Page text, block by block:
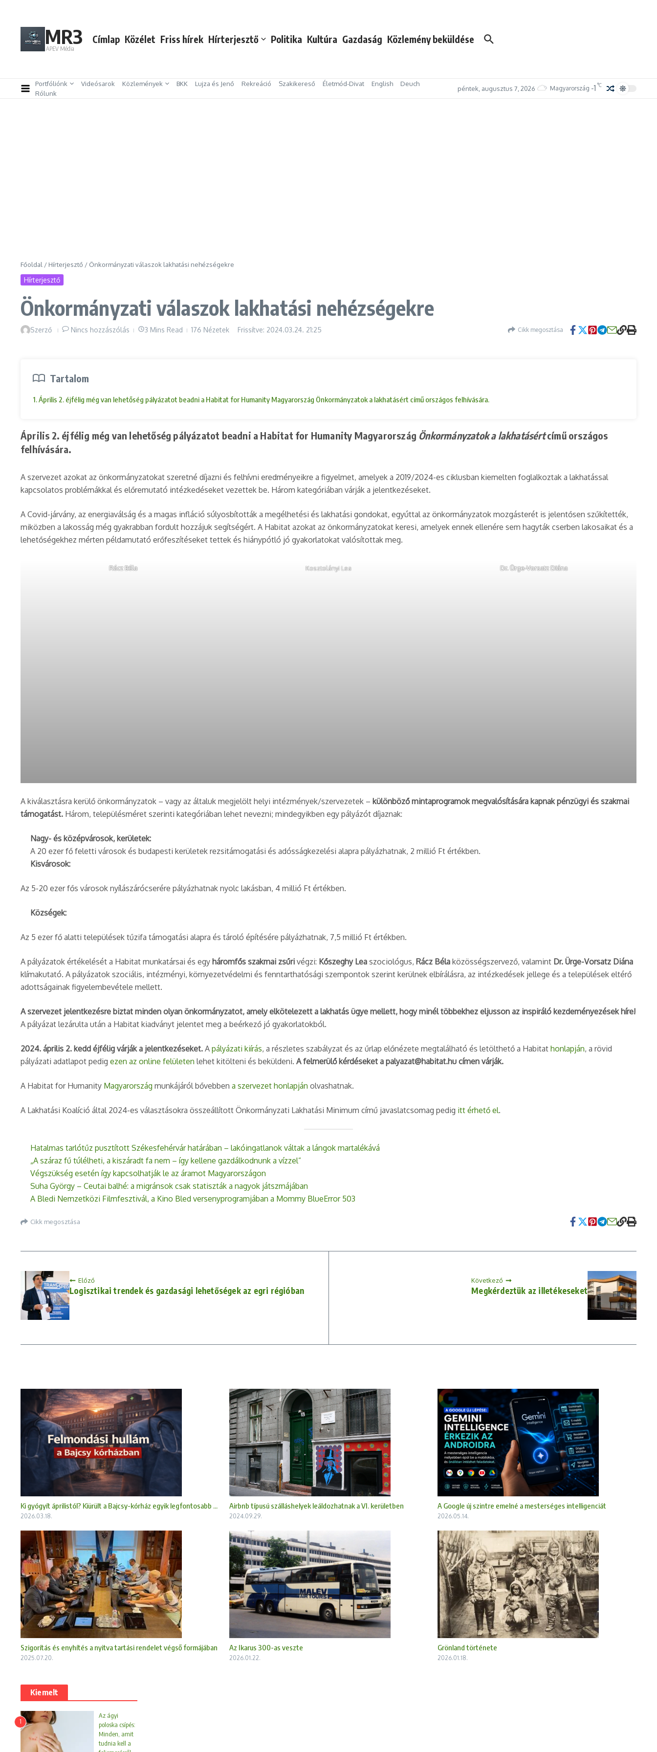
MR3
APEV Média
Címlap Közélet Friss hírek Hírterjesztő Politika Kultúra Gazdaság Közlemény beküldése
Portfóliónk Videósarok Közlemények BKK Lujza és Jenő Rekreáció Szakikereső Életmód-Divat English
Deuch
Rólunk
péntek, augusztus 7, 2026 Magyarország -1 °C
Főoldal / Hírterjesztő / Önkormányzati válaszok lakhatási nehézségekre
Hírterjesztő
Önkormányzati válaszok lakhatási nehézségekre
Szerző Nincs hozzászólás 3 Mins Read 176 Nézetek Frissítve: 2024.03.24. 21:25 Cikk megosztása
Tartalom
1. Április 2. éjfélig még van lehetőség pályázatot beadni a Habitat for Humanity Magyarország Önkormányzatok a lakhatásért című országos felhívására.
Április 2. éjfélig még van lehetőség pályázatot beadni a Habitat for Humanity Magyarország Önkormányzatok a lakhatásértcímű országos
felhívására.
A szervezet azokat az önkormányzatokat szeretné díjazni és felhívni eredményeikre a figyelmet, amelyek a 2019/2024-es ciklusban kiemelten foglalkoztak a lakhatással
kapcsolatos problémákkal és előremutató intézkedéseket vezettek be. Három kategóriában várják a jelentkezéseket.
A Covid-járvány, az energiaválság és a magas infláció súlyosbították a megélhetési és lakhatási gondokat, egyúttal az önkormányzatok mozgásterét is jelentősen szűkítették,
miközben a lakosság még gyakrabban fordult hozzájuk segítségért. A Habitat azokat az önkormányzatokat keresi, amelyek ennek ellenére sem hagyták cserben lakosaikat és a
lehetőségekhez mérten példamutató erőfeszítéseket tettek és hiánypótló jó gyakorlatokat valósítottak meg.
A kiválasztásra kerülő önkormányzatok – vagy az általuk megjelölt helyi intézmények/szervezetek – különböző mintaprogramok megvalósítására kapnak pénzügyi és szakmai
Nagy- és középvárosok, kerületek:
A 20 ezer fő feletti városok és budapesti kerületek rezsitámogatási és adósságkezelési alapra pályázhatnak, 2 millió Ft értékben.
A pályázatok értékelését a Habitat munkatársai és egyháromfős szakmai zsűrivégzi:Kőszeghy Leaszociológus,Rácz Bélaközösségszervező, valamint Dr. Ürge-Vorsatz Diána
klímakutató. A pályázatok szociális, intézményi, környezetvédelmi és fenntarthatósági szempontok szerint kerülnek elbírálásra, az intézkedések jellege és a települések eltérő
A szervezet jelentkezésre biztat minden olyan önkormányzatot, amely elkötelezett a lakhatás ügye mellett, hogy minél többekhez eljusson az inspiráló kezdeményezések híre!
2024. április 2. kedd éjfélig várják a jelentkezéseket.Apályázati kiírás, a részletes szabályzat és az űrlap előnézete megtalálható és letölthető a Habitat
Hatalmas tarlótűz pusztított Székesfehérvár határában – lakóingatlanok váltak a lángok martalékává
„A száraz fű túlélheti, a kiszáradt fa nem – így kellene gazdálkodnunk a vízzel”
Végszükség esetén így kapcsolhatják le az áramot Magyarországon
Suha György – Ceutai balhé: a migránsok csak statiszták a nagyok játszmájában
Előző Következő
Ki gyógyít áprilistól? Kiürült a Bajcsy-kórház egyik legfontosabb ...
2026.03.18.
Airbnb típusú szálláshelyek leáldozhatnak a VI. kerületben
2024.09.29.
A Google új szintre emelné a mesterséges intelligenciát
2026.05.14.
Szigorítás és enyhítés a nyitva tartási rendelet végső formájában Az Ikarus 300-as veszte Grönland története
Az ágyi
poloska csípés:
Minden, amit